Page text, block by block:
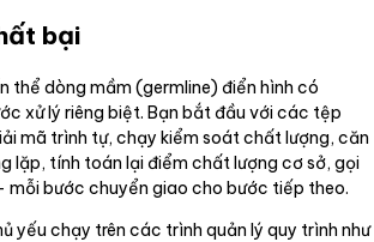
bại
thể dòng mầm (germline) điển hình có
xử lý riêng biệt. Bạn bắt đầu với các tệp
mã trình tự, chạy kiểm soát chất lượng, căn
lặp, tính toán lại điểm chất lượng cơ sở, gọi
bước chuyển giao cho bước tiếp theo.
yếu chạy trên các trình quản lý quy trình như